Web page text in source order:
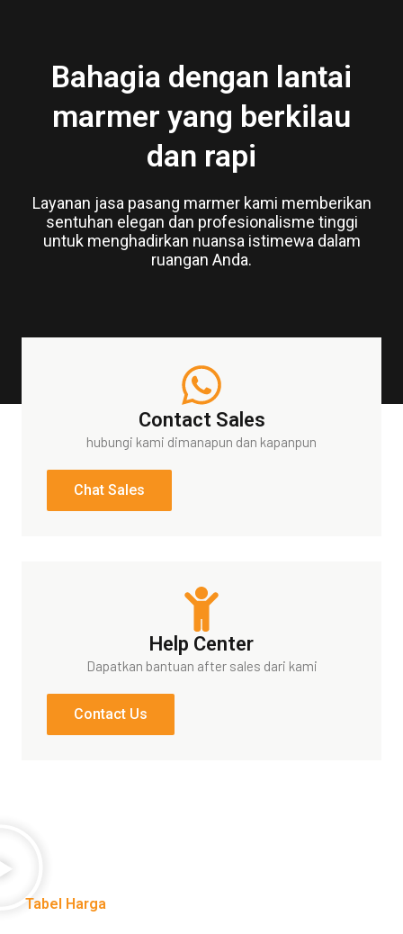
Bahagia dengan lantai
marmer yang berkilau
dan rapi
Layanan jasa pasang marmer kami memberikan
sentuhan elegan dan profesionalisme tinggi
untuk menghadirkan nuansa istimewa dalam
ruangan Anda.
Contact Sales
hubungi kami dimanapun dan kapanpun
Chat Sales
Help Center
Dapatkan bantuan after sales dari kami
Contact Us
Tabel Harga